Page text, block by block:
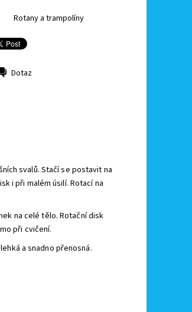
Rotany a trampolíny
Dotaz
svalů. Stačí se postavit na
i při malém úsilí. Rotací na
na celé tělo. Rotační disk
při cvičení.
a snadno přenosná.